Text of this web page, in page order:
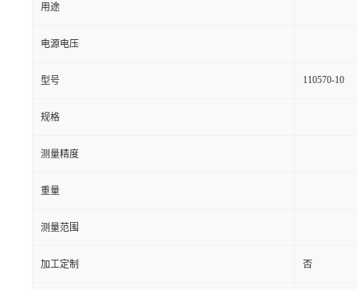
用途
电源电压
型号 110570-10
规格
测量精度
重量
测量范围
加工定制 否